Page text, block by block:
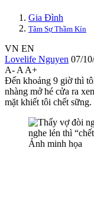
Gia Đình
Tâm Sự Thầm Kín
VN EN
Lovelife Nguyen 07/
A- A A+
Đến khoảng 9 giờ thì
nhàng mở hé cửa ra
mặt khiết tôi chết sững.
Ảnh minh họa